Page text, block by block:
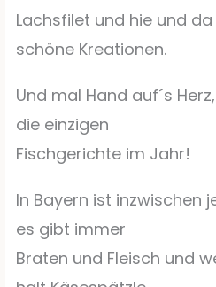
Lachsfilet und hie und
schöne Kreationen.
Und mal Hand auf´s
die einzigen
Fischgerichte im Jahr!
In Bayern ist inzwischen
es gibt immer
Braten und Fleisch und